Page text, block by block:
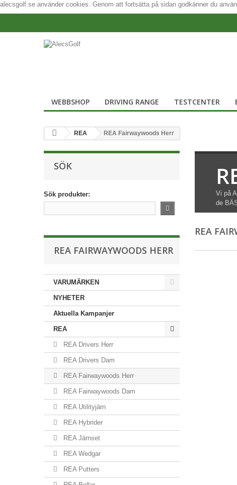
alecsgolf.se använder cookies. Genom att fortsätta på sidan godkänner du
WEBBSHOP DRIVING RANGE TESTCENTER
REA REA Fairwaywoods Herr
SÖK
Sök produkter:
REA FAIRWAYWOODS HERR
VARUMÄRKEN
NYHETER
Aktuella Kampanjer
REA
REA Drivers Herr
REA Drivers Dam
REA Fairwaywoods Herr
REA Fairwaywoods Dam
REA Utilityjärn
REA Hybrider
REA Järnset
REA Wedgar
REA Putters
Vi på
de
REA